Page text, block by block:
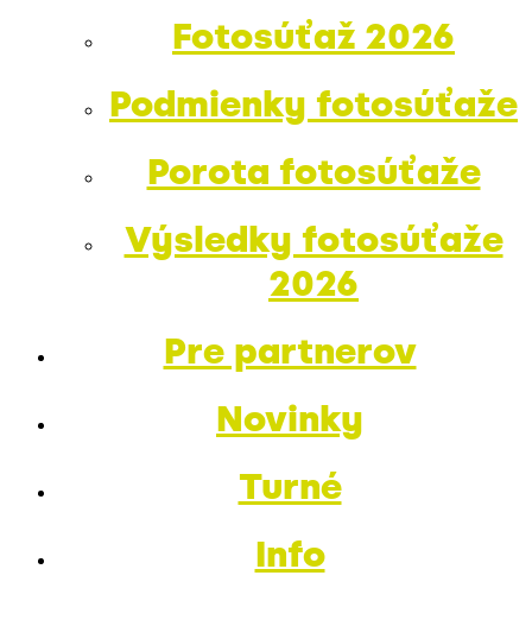
Fotosúťaž 2026
Podmienky fotosúťaže
Porota fotosúťaže
Výsledky fotosúťaže
2026
Pre partnerov
Novinky
Turné
Info